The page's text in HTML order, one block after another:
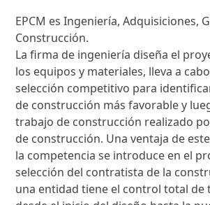
EPCM es Ingeniería, Adquisiciones,
Construcción.
La firma de ingeniería diseña el
los equipos y materiales, lleva a
selección competitivo para
de construcción más favorable y
trabajo de construcción realizado
de construcción. Una ventaja de
la competencia se introduce en el
selección del contratista de la
una entidad tiene el control total de